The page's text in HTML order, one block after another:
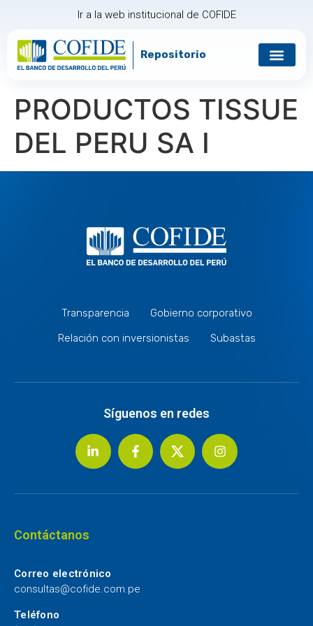
Ir a la web institucional de COFIDE
Repositorio
PRODUCTOS TISSUE
DEL PERU SA I
Transparencia
Gobierno corporativo
Relación con inversionistas
Subastas
Síguenos en redes
Contáctanos
Correo electrónico
consultas@cofide.com.pe
Teléfono